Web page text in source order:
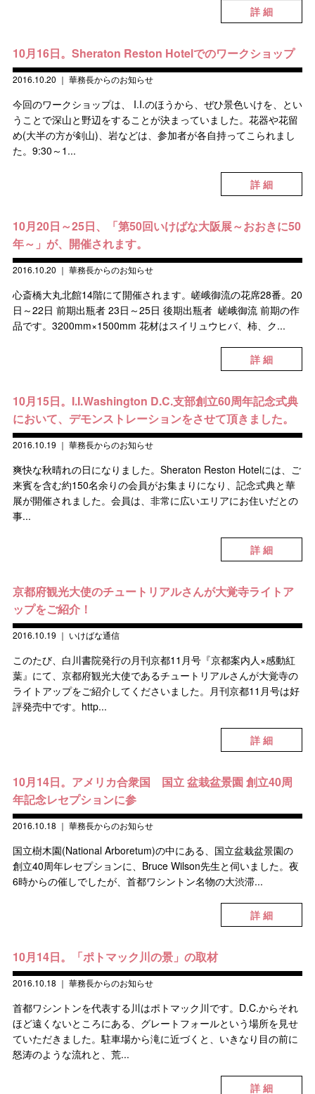
詳 細
10月16日。Sheraton Reston Hotelでのワークショップ
2016.10.20 ｜ 華務長からのお知らせ
今回のワークショップは、 I.I.のほうから、ぜひ景色いけを、とい
うことで深山と野辺をすることが決まっていました。花器や花留
め(大半の方が剣山)、岩などは、参加者が各自持ってこられまし
た。9:30～1...
詳 細
10月20日～25日、「第50回いけばな大阪展～おおきに50
年～」が、開催されます。
2016.10.20 ｜ 華務長からのお知らせ
心斎橋大丸北館14階にて開催されます。嵯峨御流の花席28番。20
日～22日 前期出瓶者 23日～25日 後期出瓶者 嵯峨御流 前期の作
品です。3200mm×1500mm 花材はスイリュウヒバ、柿、ク...
詳 細
10月15日。I.I.Washington D.C.支部創立60周年記念式典
において、デモンストレーションをさせて頂きました。
2016.10.19 ｜ 華務長からのお知らせ
爽快な秋晴れの日になりました。Sheraton Reston Hotelには、ご
来賓を含む約150名余りの会員がお集まりになり、記念式典と華
展が開催されました。会員は、非常に広いエリアにお住いだとの
事...
詳 細
京都府観光大使のチュートリアルさんが大覚寺ライトア
ップをご紹介！
2016.10.19 ｜ いけばな通信
このたび、白川書院発行の月刊京都11月号『京都案内人×感動紅
葉』にて、京都府観光大使であるチュートリアルさんが大覚寺の
ライトアップをご紹介してくださいました。月刊京都11月号は好
評発売中です。http...
詳 細
10月14日。アメリカ合衆国 国立 盆栽盆景園 創立40周
年記念レセプションに参
2016.10.18 ｜ 華務長からのお知らせ
国立樹木園(National Arboretum)の中にある、国立盆栽盆景園の
創立40周年レセプションに、Bruce Wilson先生と伺いました。夜
6時からの催しでしたが、首都ワシントン名物の大渋滞...
詳 細
10月14日。「ポトマック川の景」の取材
2016.10.18 ｜ 華務長からのお知らせ
首都ワシントンを代表する川はポトマック川です。D.C.からそれ
ほど遠くないところにある、グレートフォールという場所を見せ
ていただきました。駐車場から滝に近づくと、いきなり目の前に
怒涛のような流れと、荒...
詳 細